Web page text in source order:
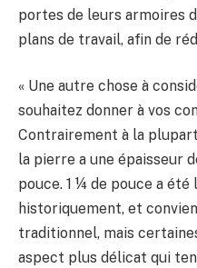
portes de leurs armoires
plans de travail, afin de
« Une autre chose à
souhaitez donner à vos
Contrairement à la
la pierre a une épaisseur
pouce. 1 ¼ de pouce a
historiquement, et
traditionnel, mais
aspect plus délicat qui